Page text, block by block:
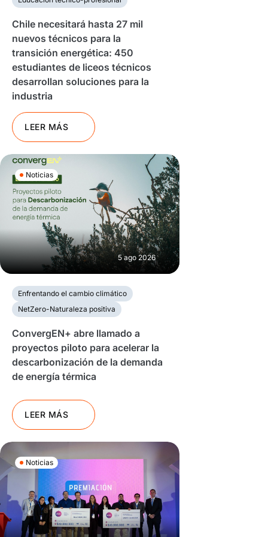
Chile necesitará hasta 27 mil
nuevos técnicos para la
transición energética: 450
estudiantes de liceos técnicos
desarrollan soluciones para la
industria
LEER MÁS
Noticias
5 ago 2026
Enfrentando el cambio climático
NetZero-Naturaleza positiva
ConvergEN+ abre llamado a
proyectos piloto para acelerar la
descarbonización de la demanda
de energía térmica
LEER MÁS
Noticias